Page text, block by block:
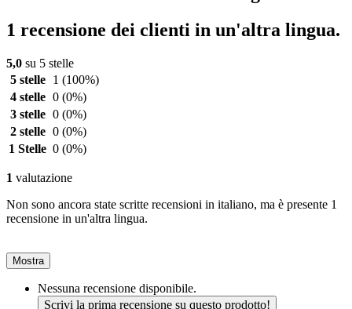
1 recensione dei clienti in un'altra lingua.
5,0 su 5 stelle
5 stelle
1 (100%)
4 stelle 0 (0%)
3 stelle 0 (0%)
2 stelle 0 (0%)
1 Stelle 0 (0%)
1 valutazione
Non sono ancora state scritte recensioni in italiano, ma è presente 1
recensione in un'altra lingua.
Mostra
Nessuna recensione disponibile.
Scrivi la prima recensione su questo prodotto!